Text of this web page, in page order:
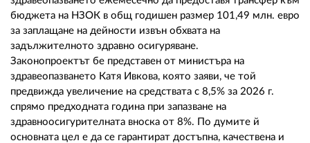
бюджета на НЗОК в общ годишен размер 101,49 млн. евро
за заплащане на дейности извън обхвата на
задължителното здравно осигуряване.
Законопроектът бе представен от министъра на
здравеопазването Катя Ивкова, която заяви, че той
предвижда увеличение на средствата с 8,5% за 2026 г.
спрямо предходната година при запазване на
здравноосигурителната вноска от 8%. По думите й
основната цел е да се гарантират достъпна, качествена и